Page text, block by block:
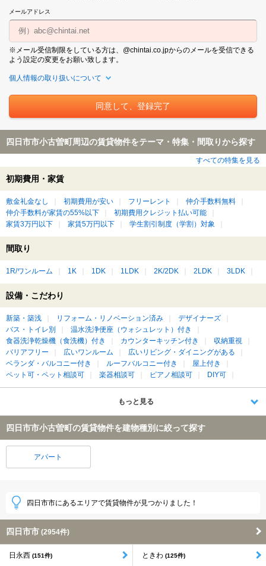
メールアドレス
※メール受信制限をしている方は、@chintai.co.jpからのメールを受信できる
よう設定の変更をお願い致します。
個人情報の取り扱いについて
四日市市小古曽町周辺の賃貸物件をテーマ・特集・間取りから探す
すべての特集を見る
初期費用・家賃
敷金礼金なし 初期費用が安い フリーレント
仲介手数料無料
仲介手数料が家賃の55%以下
初期費用クレジット払い可能
家賃3万円以下
家賃5万円以下 学生割引制度（学割）対象
間取り
1R/ワンルーム 1K 1DK 1LDK 2K/2DK 2LDK 3LDK
設備・こだわり
新築・築浅 リフォーム・リノベーション済み
デザイナーズ
バス・トイレ別
温水洗浄便座（ウォシュレット）付き
食器洗浄乾燥機（食洗機）付き
カウンターキッチン付き
収納重視
バリアフリー
広いワンルーム
広いリビング・ダイニングがある
ベランダ・バルコニー付き
ルーフバルコニー付き
屋上付き
ペット可・ペット相談可
楽器相談可 ピアノ相談可 DIY可
もっと見る
四日市市小古曽町の賃貸物件を建物種別に絞って探す
アパート
四日市市にあるエリアで賃貸物件が見つかりました！
四日市市 (2954件)
日永西 (151件) ときわ (125件)